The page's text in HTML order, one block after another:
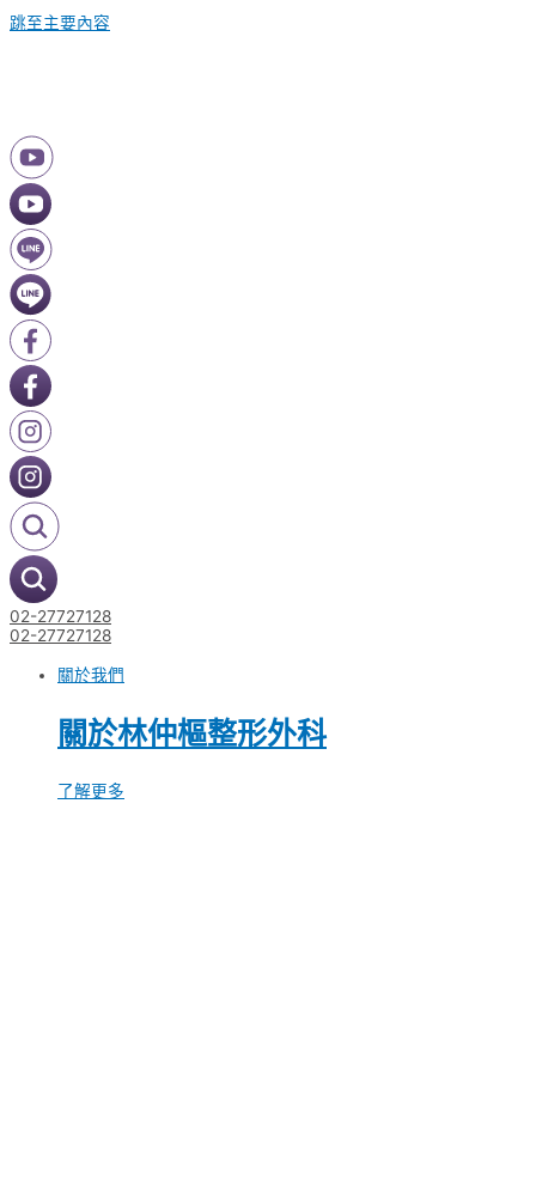
跳至主要內容
02-27727128
02-27727128
關於我們
關於林仲樞整形外科
了解更多